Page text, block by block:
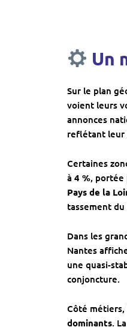
Un
Sur le plan
voient leurs
annonces
reflétant leur
Certaines
à 4 %, portée
Pays de la
tassement du
Dans les
Nantes
une quasi-
conjoncture.
Côté
dominants. La